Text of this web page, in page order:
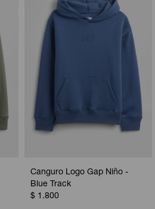
Canguro Logo Gap Niño -
Blue Track
$ 1.800